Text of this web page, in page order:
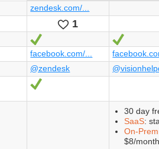
zendesk.com/...
Le
gusta
1
facebook.com/...
@zendesk
Sí
30 day
SaaS:
On-
$8/month